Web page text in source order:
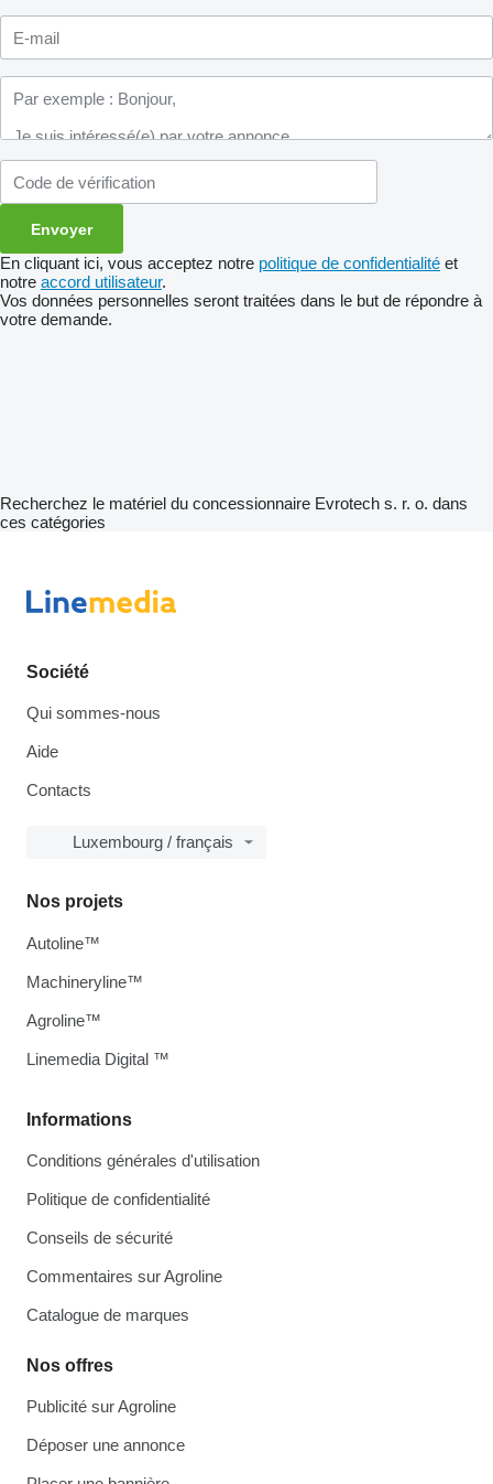
En cliquant ici, vous acceptez notre politique de confidentialité et
notre accord utilisateur.
Vos données personnelles seront traitées dans le but de répondre à
votre demande.
Recherchez le matériel du concessionnaire Evrotech s. r. o. dans
ces catégories
Société
Qui sommes-nous
Aide
Contacts
Luxembourg / français
Informations
Conditions générales d'utilisation
Politique de confidentialité
Conseils de sécurité
Commentaires sur Agroline
Catalogue de marques
Nos offres
Publicité sur Agroline
Déposer une annonce
Nos projets
Autoline™
Machineryline™
Agroline™
Linemedia Digital ™